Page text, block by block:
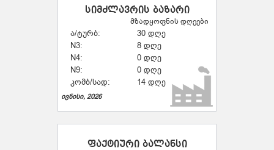
სიმძლავრის ბაზარი
მზადყოფნის დღეები
ა/ტურბ:
30 დღე
N3:
8 დღე
N4:
0 დღე
N9:
0 დღე
კომბ/სად:
14 დღე
ივნისი, 2026
ფაქტიური ბალანსი